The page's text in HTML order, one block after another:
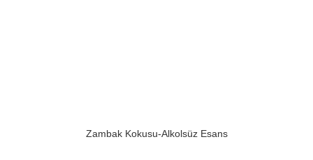
Zambak Kokusu-Alkolsüz Esans